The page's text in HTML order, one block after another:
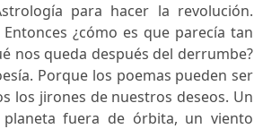
para hacer la revolución.
¿cómo es que parecía tan
nos queda después del derrumbe?
Porque los poemas pueden ser
los jirones de nuestros deseos. Un
fuera de órbita, un viento